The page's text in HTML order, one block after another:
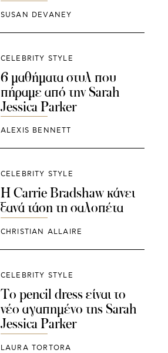
SUSAN DEVANEY
CELEBRITY STYLE
6 μαθήματα στυλ που
πήραμε από την Sarah
Jessica Parker
ALEXIS BENNETT
CELEBRITY STYLE
Η Carrie Bradshaw κάνει
ξανά τάση τη σαλοπέτα
CHRISTIAN ALLAIRE
CELEBRITY STYLE
Το pencil dress είναι το
νέο αγαπημένο της Sarah
Jessica Parker
LAURA TORTORA